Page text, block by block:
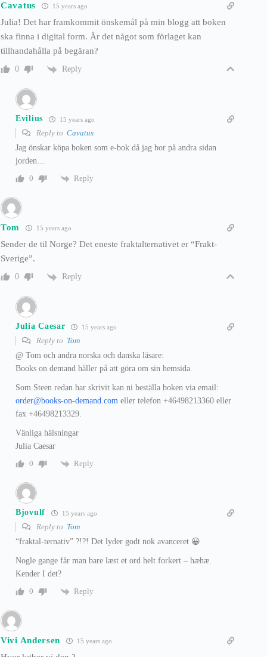
Cavatus 15 years ago
Julia! Det har framkommit önskemål på min blogg att boken
ska finna i digital form. Är det något som förlaget kan
tillhandahålla på begäran?
0 Reply
Evilius 15 years ago
Reply to Cavatus
Jag önskar köpa boken som e-bok då jag bor på andra sidan
jorden…
0
Reply
Tom 15 years ago
Sender de til Norge? Det eneste fraktalternativet er “Frakt-
Sverige”.
0 Reply
Julia Caesar 15 years ago
Reply to Tom
@ Tom och andra norska och danska läsare:
Books on demand håller på att göra om sin hemsida.
Som Steen redan har skrivit kan ni beställa boken via email:
order@books-on-demand.com eller telefon +46498213360 eller
fax +46498213329.
Vänliga hälsningar
Julia Caesar
0
Reply
Bjovulf 15 years ago
Reply to Tom
“fraktal-ternativ” ?!?! Det lyder godt nok avanceret 😀
Nogle gange får man bare læst et ord helt forkert – hæhæ.
Kender I det?
0
Reply
Vivi Andersen 15 years ago